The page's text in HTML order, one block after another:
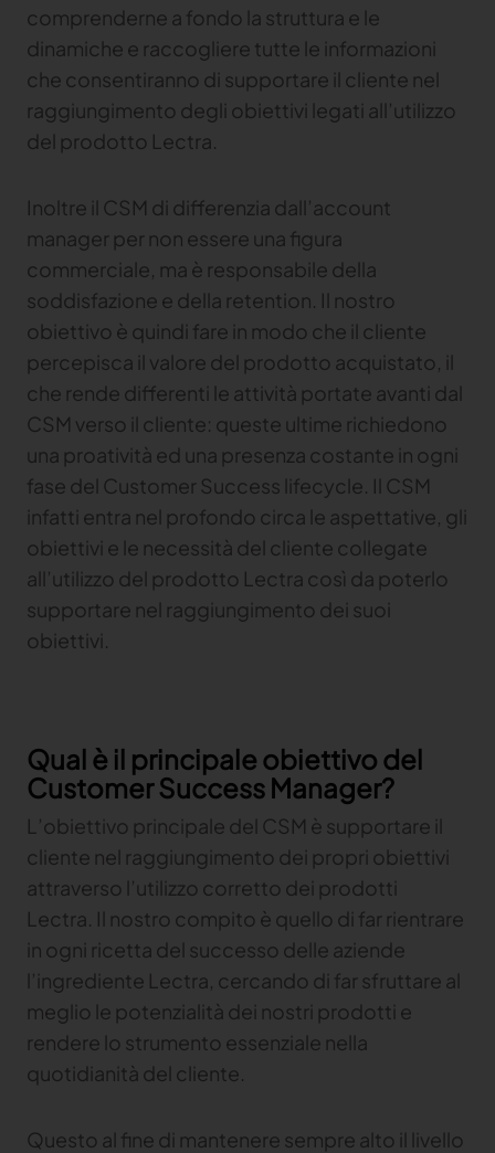
comprenderne a fondo la struttura e le
dinamiche e raccogliere tutte le informazioni
che consentiranno di supportare il cliente nel
raggiungimento degli obiettivi legati all’utilizzo
del prodotto Lectra.
Inoltre il CSM di differenzia dall’account
manager per non essere una figura
commerciale, ma è responsabile della
soddisfazione e della retention. Il nostro
obiettivo è quindi fare in modo che il cliente
percepisca il valore del prodotto acquistato, il
che rende differenti le attività portate avanti dal
CSM verso il cliente: queste ultime richiedono
una proatività ed una presenza costante in ogni
fase del Customer Success lifecycle. Il CSM
infatti entra nel profondo circa le aspettative, gli
obiettivi e le necessità del cliente collegate
all’utilizzo del prodotto Lectra così da poterlo
supportare nel raggiungimento dei suoi
obiettivi.
Qual è il principale obiettivo del
Customer Success Manager?
L’obiettivo principale del CSM è supportare il
cliente nel raggiungimento dei propri obiettivi
attraverso l’utilizzo corretto dei prodotti
Lectra. Il nostro compito è quello di far rientrare
in ogni ricetta del successo delle aziende
l’ingrediente Lectra, cercando di far sfruttare al
meglio le potenzialità dei nostri prodotti e
rendere lo strumento essenziale nella
quotidianità del cliente.
Questo al fine di mantenere sempre alto il livello